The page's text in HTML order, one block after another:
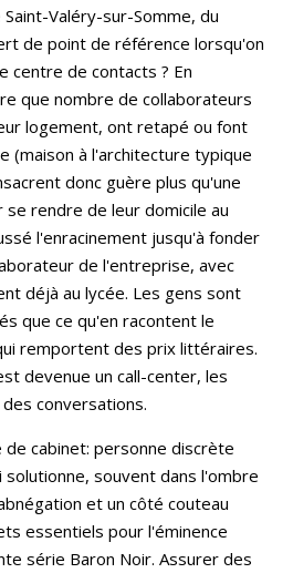
Valéry-sur-Somme, du
de point de référence lorsqu'on
centre de contacts ? En
que nombre de collaborateurs
logement, ont retapé ou font
(maison à l'architecture typique
donc guère plus qu'une
rendre de leur domicile au
l'enracinement jusqu'à fonder
de l'entreprise, avec
déjà au lycée. Les gens sont
que ce qu'en racontent le
remportent des prix littéraires.
devenue un call-center, les
conversations.
cabinet: personne discrète
solutionne, souvent dans l'ombre
et un côté couteau
essentiels pour l'éminence
série Baron Noir. Assurer des